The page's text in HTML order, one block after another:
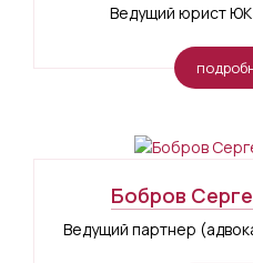
Ведущий юрист
Бобров
Ведущий партнер